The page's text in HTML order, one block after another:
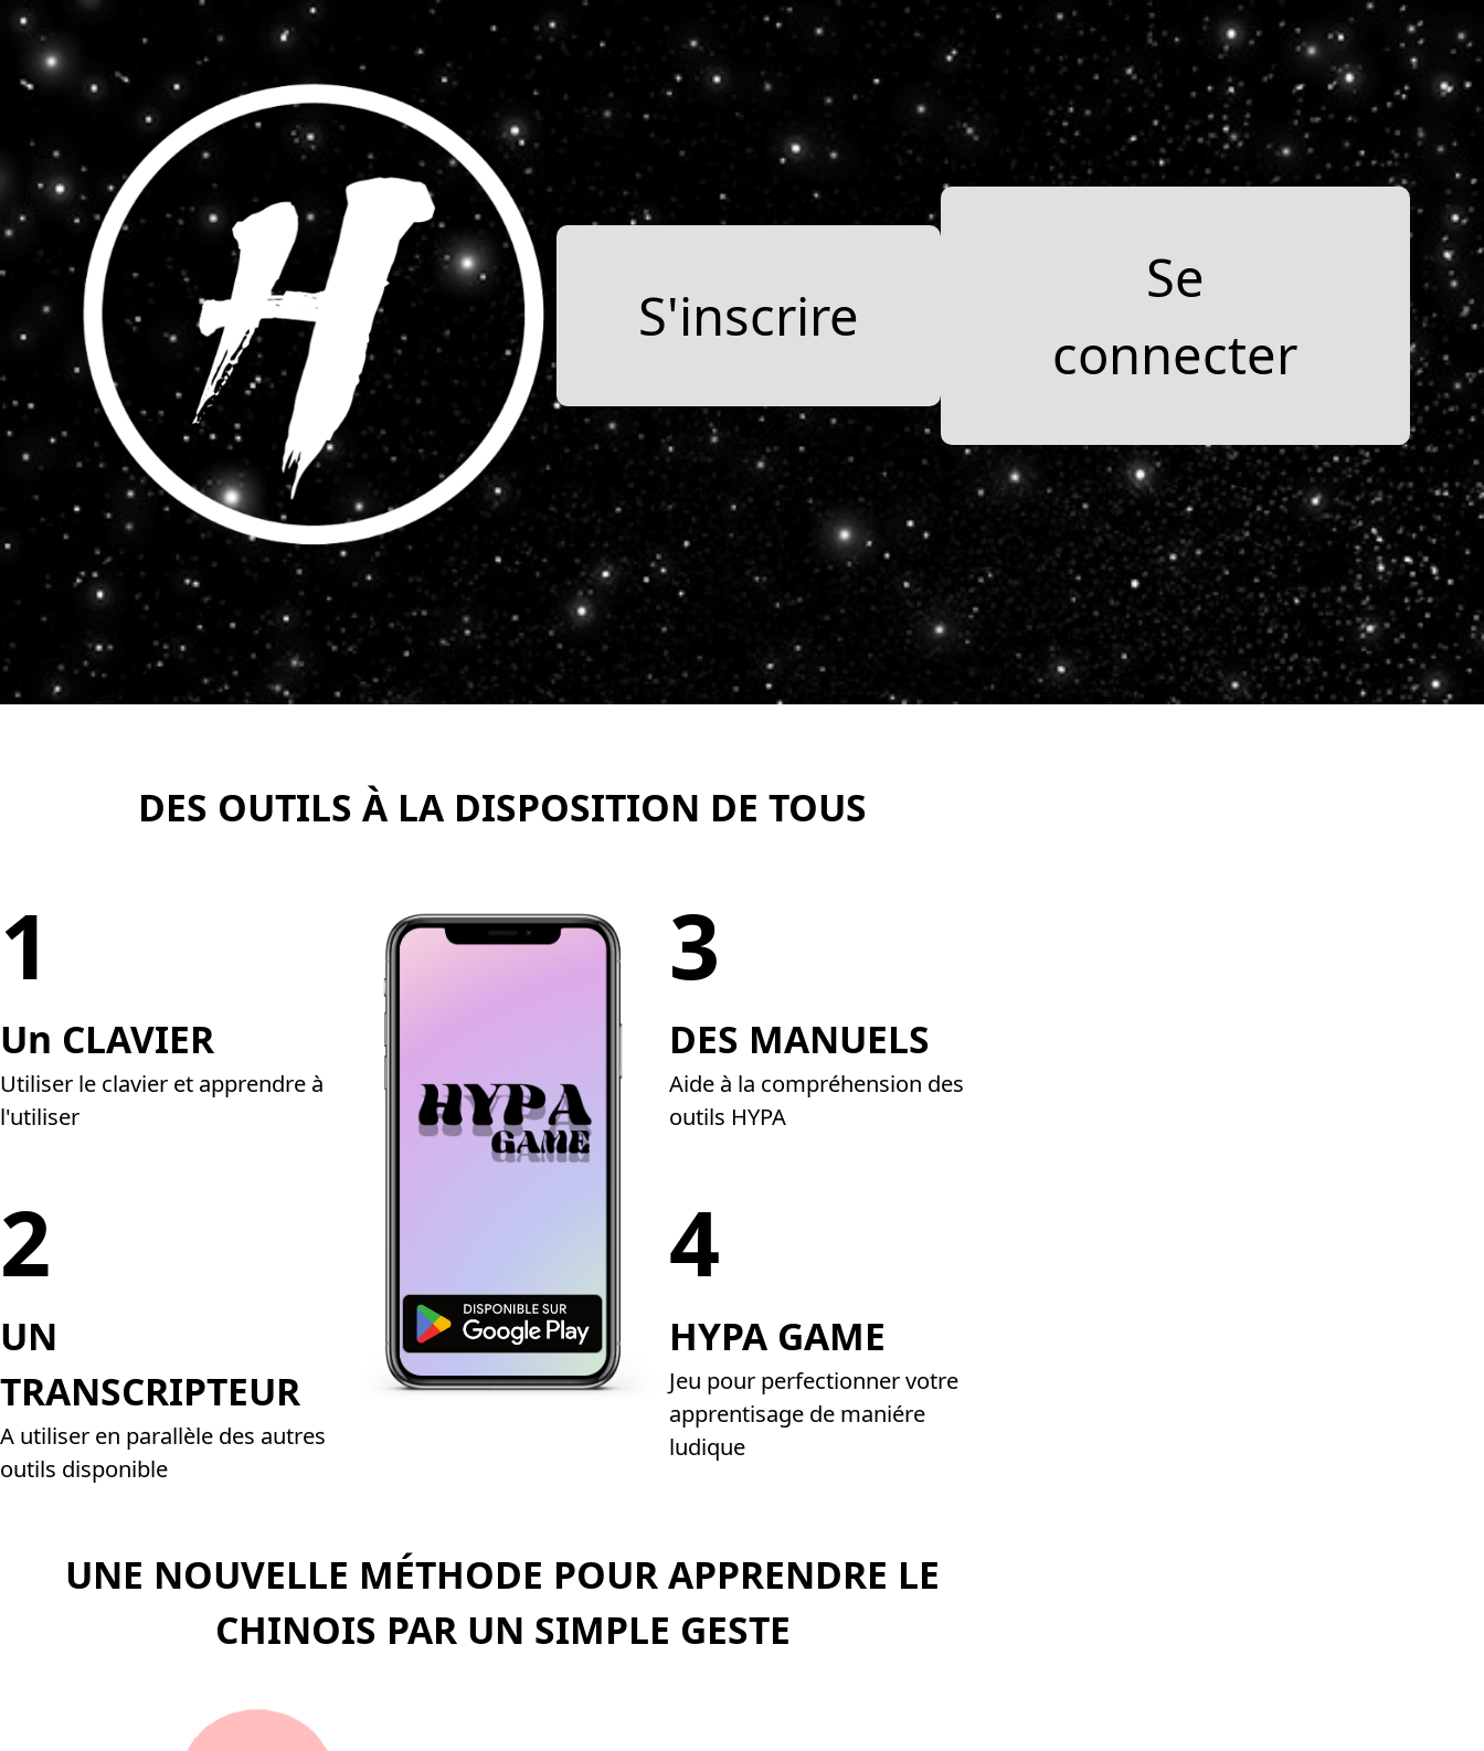
S'inscrire
Se
connecter
DES OUTILS À LA DISPOSITION DE TOUS
1
Un CLAVIER
Utiliser le clavier et apprendre à
l'utiliser
2
UN
TRANSCRIPTEUR
A utiliser en parallèle des autres
outils disponible
3
DES MANUELS
Aide à la compréhension des
outils HYPA
4
HYPA GAME
Jeu pour perfectionner votre
apprentisage de maniére
ludique
UNE NOUVELLE MÉTHODE POUR APPRENDRE LE
CHINOIS PAR UN SIMPLE GESTE